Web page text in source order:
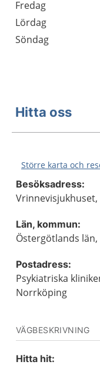
Fredag
Lördag
Söndag
Hitta oss
Större karta och
Besöksadress:
Län, kommun:
Östergötlands
Postadress:
Psykiatriska
Norrköping
VÄGBESKRIVNING
Hitta hit: